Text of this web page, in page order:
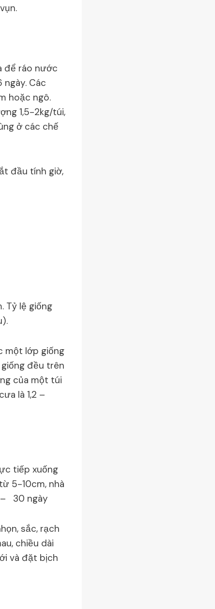
để ráo nước
Các
hoặc ngô.
1,5-2kg/túi,
ở các chế
đầu tính giờ,
Tỷ lệ giống
một lớp giống
đều trên
của một túi
là 1,2 –
tiếp xuống
5-10cm, nhà
– 30 ngày
sắc, rạch
chiều dài
và đặt bịch